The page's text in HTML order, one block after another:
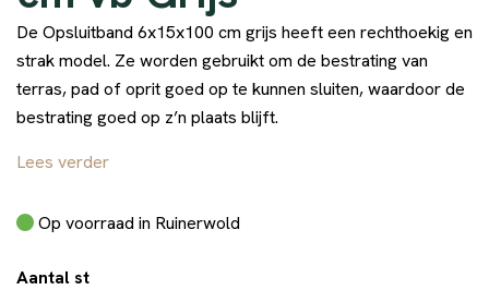
De Opsluitband 6x15x100 cm grijs heeft een rechthoekig en
strak model. Ze worden gebruikt om de bestrating van
terras, pad of oprit goed op te kunnen sluiten, waardoor de
bestrating goed op z’n plaats blijft.
Lees verder
Op voorraad in Ruinerwold
Aantal st